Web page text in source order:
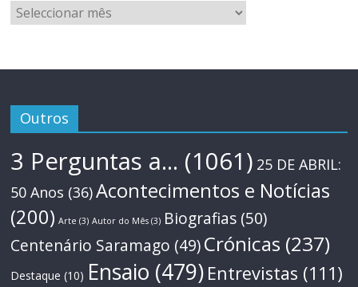
Arquivo
Outros
3 Perguntas a... (1061) 25 DE ABRIL:
50 Anos (36)Acontecimentos e Notícias
(200) Arte (3) Autor do Mês (3) Biografias (50)
Centenário Saramago (49)Crónicas (237)
Destaque (10) Ensaio (479) Entrevistas (111)